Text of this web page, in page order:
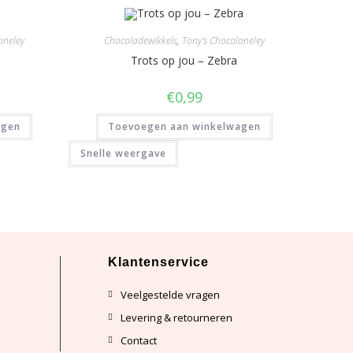
Chocoladewikkels, Tony's Chocoloneley
Trots op jou – Zebra
€0,99
Toevoegen aan winkelwagen
Snelle weergave
Klantenservice
Veelgestelde vragen
Levering & retourneren
Contact